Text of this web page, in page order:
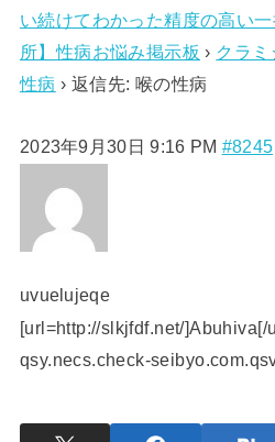
い続けてわかった精度の高い
所】性病お悩み掲示板 › クラ
性病 › 返信先: 喉の性病
2023年9月30日 9:16 PM #8245
uvuelujeqe
[url=http://slkjfdf.net/]Abuhiva[/
qsy.necs.check-